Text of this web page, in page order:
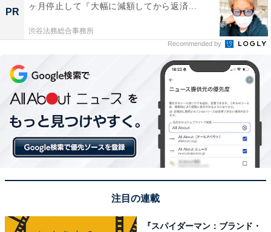
PR
ヶ月停止して『大幅に減額してから返済...
渋谷法務総合事務所
Recommended by
注目の連載
『スパイダーマン：ブランド・